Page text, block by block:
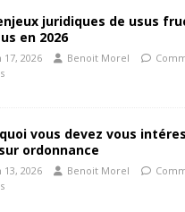
juridiques de usus
en 2026
17, 2026 Benoit Morel
vous devez vous
ordonnance
13, 2026 Benoit Morel